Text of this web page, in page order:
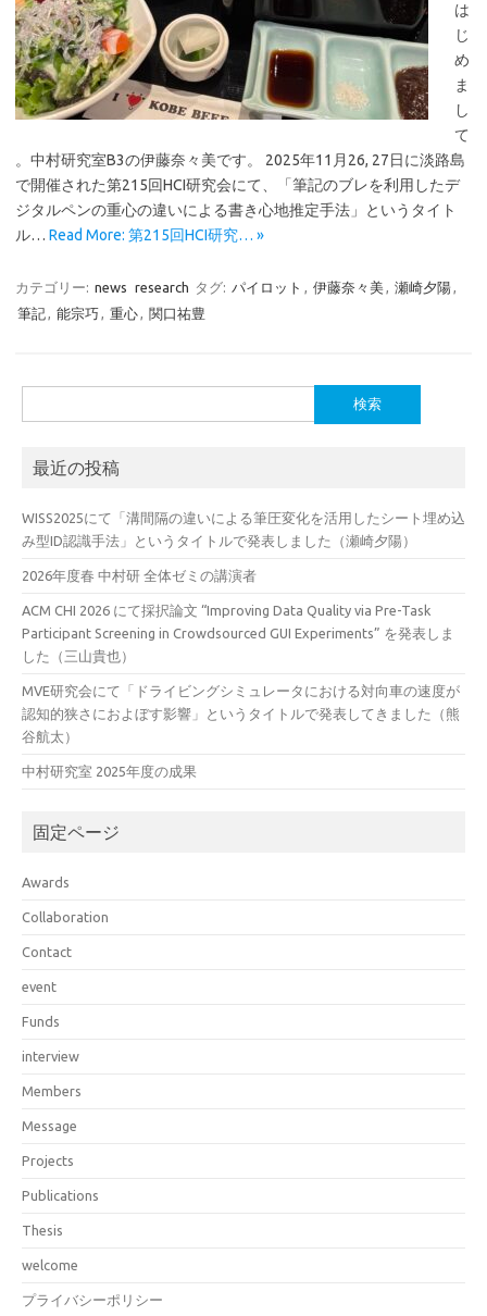
は
じ
め
ま
し
て
。中村研究室B3の伊藤奈々美です。 2025年11月26, 27日に淡路島
で開催された第215回HCI研究会にて、「筆記のブレを利用したデ
ジタルペンの重心の違いによる書き心地推定手法」というタイト
ル… Read More: 第215回HCI研究… »
カテゴリー: news research タグ: パイロット , 伊藤奈々美, 瀬崎夕陽,
筆記, 能宗巧, 重心, 関口祐豊
索:
最近の投稿
WISS2025にて「溝間隔の違いによる筆圧変化を活用したシート埋め込
み型ID認識手法」というタイトルで発表しました（瀬崎夕陽）
2026年度春 中村研 全体ゼミの講演者
ACM CHI 2026 にて採択論文 “Improving Data Quality via Pre-Task
Participant Screening in Crowdsourced GUI Experiments” を発表しま
した（三山貴也）
MVE研究会にて「ドライビングシミュレータにおける対向車の速度が
認知的狭さにおよぼす影響」というタイトルで発表してきました（熊
谷航太）
中村研究室 2025年度の成果
固定ページ
Awards
Collaboration
Contact
event
Funds
interview
Members
Message
Projects
Publications
Thesis
welcome
プライバシーポリシー